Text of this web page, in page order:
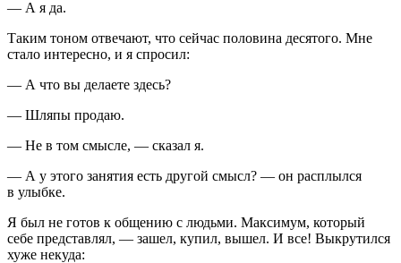
— А я да.
Таким тоном отвечают, что сейчас половина десятого. Мне
стало интересно, и я спросил:
— А что вы делаете здесь?
— Шляпы продаю.
— Не в том смысле, — сказал я.
— А у этого занятия есть другой смысл? — он расплылся
в улыбке.
Я был не готов к общению с людьми. Максимум, который
себе представлял, — зашел, купил, вышел. И все! Выкрутился
хуже некуда: